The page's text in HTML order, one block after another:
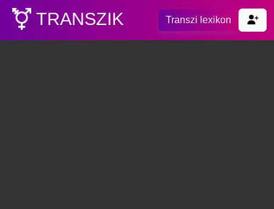
TRANSZIK Transzi lexikon